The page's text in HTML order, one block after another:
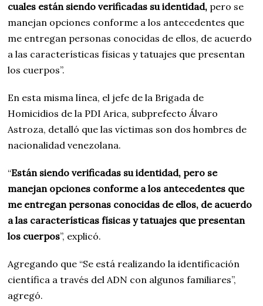
cuales están siendo verificadas su identidad, pero se
manejan opciones conforme a los antecedentes que
me entregan personas conocidas de ellos, de acuerdo
a las características físicas y tatuajes que presentan
los cuerpos”.
En esta misma línea, el jefe de la Brigada de
Homicidios de la PDI Arica, subprefecto Álvaro
Astroza, detalló que las víctimas son dos hombres de
nacionalidad venezolana.
“Están siendo verificadas su identidad, pero se
manejan opciones conforme a los antecedentes que
me entregan personas conocidas de ellos, de acuerdo
a las características físicas y tatuajes que presentan
los cuerpos”, explicó.
Agregando que “Se está realizando la identificación
científica a través del ADN con algunos familiares”,
agregó.